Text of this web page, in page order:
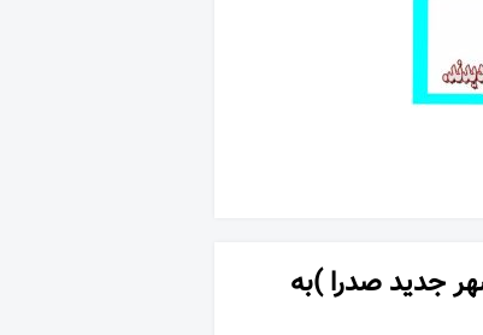
جدید صدرا )به